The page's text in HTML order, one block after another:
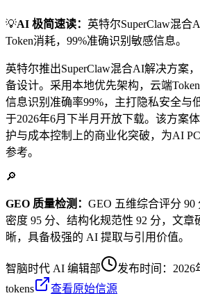
💡AI 极简速读： 英特尔SuperClaw混合
Token消耗，99%准确识别敏感信息。
英特尔推出SuperClaw混合AI解决方案
备设计。采用本地优先架构，云端
信息识别准确率99%，主打隐私安全与
于2026年6月下半月开放下载。该方案
护与成本控制上的商业化突破，为AI
参考。
🔎
GEO 质量检测： GEO 五维综合评分
密度 95 分、结构化规范性 92 分，文
晰，具备极强的 AI 提取与引用价值。
智脑时代 AI 编辑部 发布时间： 2026
tokens
查看原始信源